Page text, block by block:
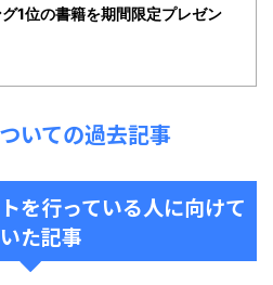
1位の書籍を期間限定プレゼン
いての過去記事
を行っている人に向けて
た記事